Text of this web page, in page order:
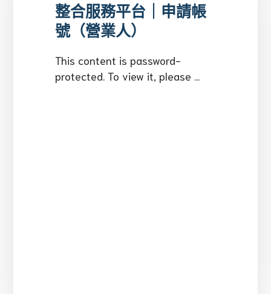
整合服務平台｜申請帳
號（營業人）
This content is password-
protected. To view it, please ...